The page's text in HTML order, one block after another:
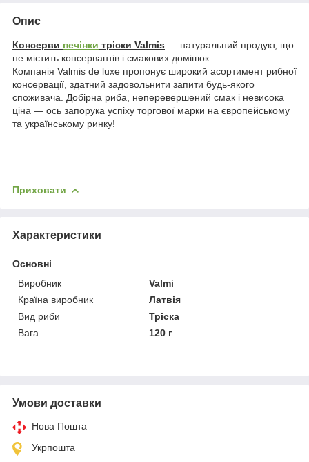
Опис
Консерви печінки тріски Valmis — натуральний продукт, що
не містить консервантів і смакових домішок.
Компанія Valmis de luxe пропонує широкий асортимент рибної
консервації, здатний задовольнити запити будь-якого
споживача. Добірна риба, неперевершений смак і невисока
ціна — ось запорука успіху торгової марки на європейському
та українському ринку!
Приховати
Характеристики
Основні
Виробник
Valmi
Країна виробник
Латвія
Вид риби
Тріска
Вага
120 г
Умови доставки
Нова Пошта
Укрпошта